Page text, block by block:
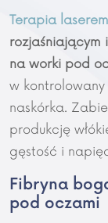
Terapia
rozjaśniającym
na worki pod
w kontrolowany
naskórka.
produkcję
gęstość i
Fibryna
pod oczami